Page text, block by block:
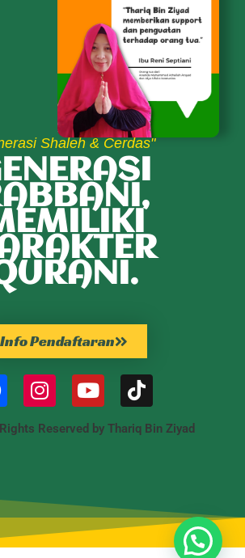
Shaleh & Cerdas"
Info Pendaftaran
Reserved by Thariq Bin Ziyad